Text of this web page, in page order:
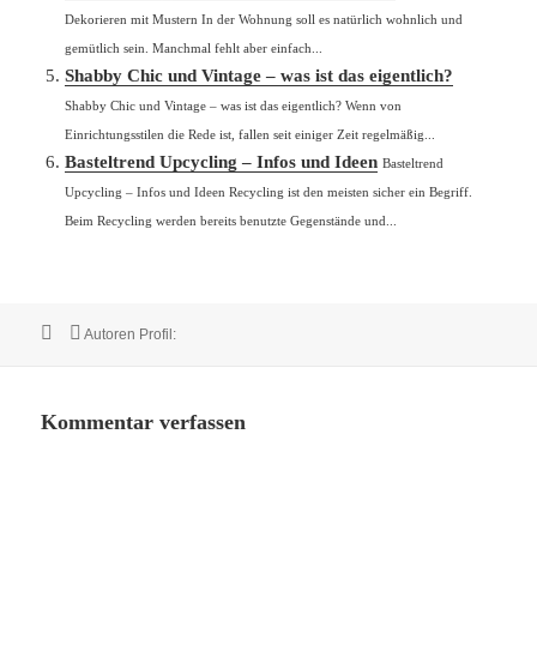
Dekorieren mit Mustern In der Wohnung soll es natürlich wohnlich und
gemütlich sein. Manchmal fehlt aber einfach...
Shabby Chic und Vintage – was ist das eigentlich?
Shabby Chic und Vintage – was ist das eigentlich? Wenn von
Einrichtungsstilen die Rede ist, fallen seit einiger Zeit regelmäßig...
Basteltrend Upcycling – Infos und Ideen Basteltrend
Upcycling – Infos und Ideen Recycling ist den meisten sicher ein Begriff.
Beim Recycling werden bereits benutzte Gegenstände und...
Veröffentlicht
Autor
Autoren Profil:
Kommentar verfassen